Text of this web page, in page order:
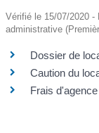
Vérifié le 15/07/2020 -
administrative
Dossier de
Caution du
Frais